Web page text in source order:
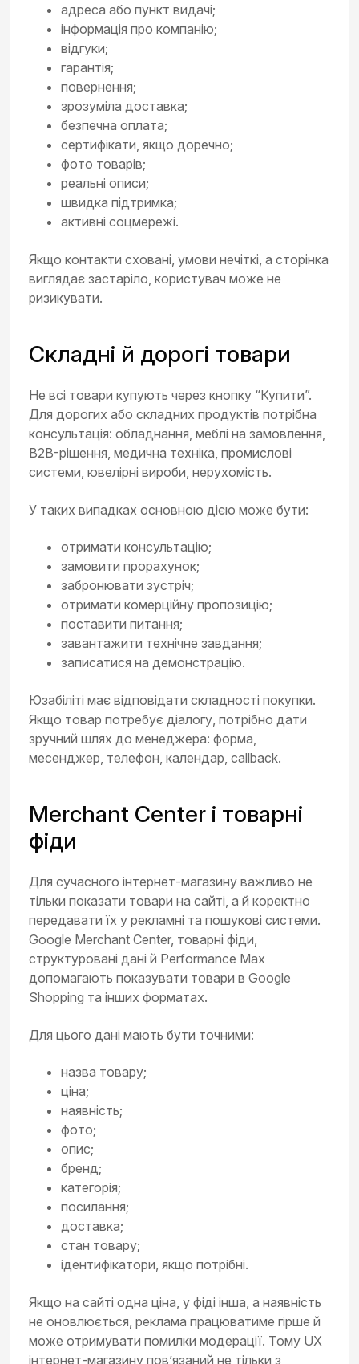
адреса або пункт видачі;
інформація про компанію;
відгуки;
гарантія;
повернення;
зрозуміла доставка;
безпечна оплата;
сертифікати, якщо доречно;
фото товарів;
реальні описи;
швидка підтримка;
активні соцмережі.
Якщо контакти сховані, умови нечіткі, а сторінка
виглядає застаріло, користувач може не
ризикувати.
Складні й дорогі товари
Не всі товари купують через кнопку “Купити”.
Для дорогих або складних продуктів потрібна
консультація: обладнання, меблі на замовлення,
B2B-рішення, медична техніка, промислові
системи, ювелірні вироби, нерухомість.
У таких випадках основною дією може бути:
отримати консультацію;
замовити прорахунок;
забронювати зустріч;
отримати комерційну пропозицію;
поставити питання;
завантажити технічне завдання;
записатися на демонстрацію.
Юзабіліті має відповідати складності покупки.
Якщо товар потребує діалогу, потрібно дати
зручний шлях до менеджера: форма,
месенджер, телефон, календар, callback.
Merchant Center і товарні
фіди
Для сучасного інтернет-магазину важливо не
тільки показати товари на сайті, а й коректно
передавати їх у рекламні та пошукові системи.
Google Merchant Center, товарні фіди,
структуровані дані й Performance Max
допомагають показувати товари в Google
Shopping та інших форматах.
Для цього дані мають бути точними:
назва товару;
ціна;
наявність;
фото;
опис;
бренд;
категорія;
посилання;
доставка;
стан товару;
ідентифікатори, якщо потрібні.
Якщо на сайті одна ціна, у фіді інша, а наявність
не оновлюється, реклама працюватиме гірше й
може отримувати помилки модерації. Тому UX
інтернет-магазину пов’язаний не тільки з